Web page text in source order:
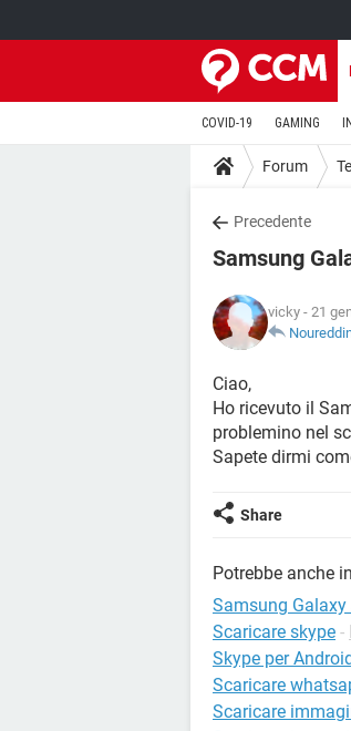
COVID-19 GAMING
Forum
Precedente
Samsung
vicky - 21
Ciao,
Ho ricevuto il
problemino nel
Sapete dirmi
Share
Potrebbe anche
Samsung
Scaricare skype -
Skype per
Scaricare
Scaricare